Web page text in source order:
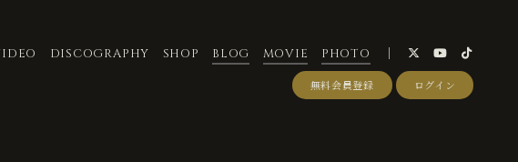
DISCOGRAPHY SHOP BLOG MOVIE PHOTO
無料会員登録 ログイン